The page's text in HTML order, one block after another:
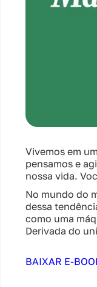
Vivemos em
pensamos e
nossa vida.
No mundo do
dessa
como uma
Derivada do
BAIXAR E-